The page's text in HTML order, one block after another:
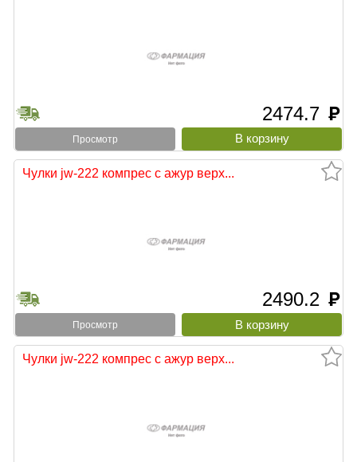
2474.7 руб
Просмотр
Чулки jw-222 компрес с ажур верх...
2490.2 руб
Просмотр
Чулки jw-222 компрес с ажур верх...